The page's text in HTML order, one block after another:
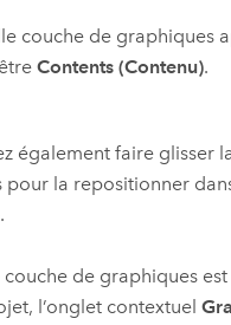
couche de graphiques
Contents (Contenu).
également faire glisser
pour la repositionner
couche de graphiques
l’onglet contextuel